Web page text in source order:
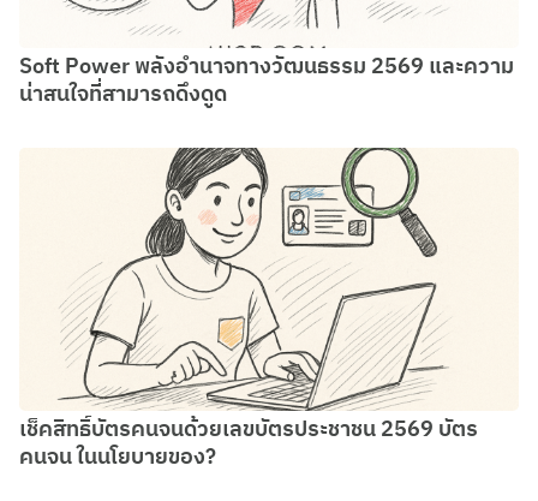
Soft Power พลังอำนาจทางวัฒนธรรม 2569 และความ
น่าสนใจที่สามารถดึงดูด
เช็คสิทธิ์บัตรคนจนด้วยเลขบัตรประชาชน 2569 บัตร
คนจน ในนโยบายของ?